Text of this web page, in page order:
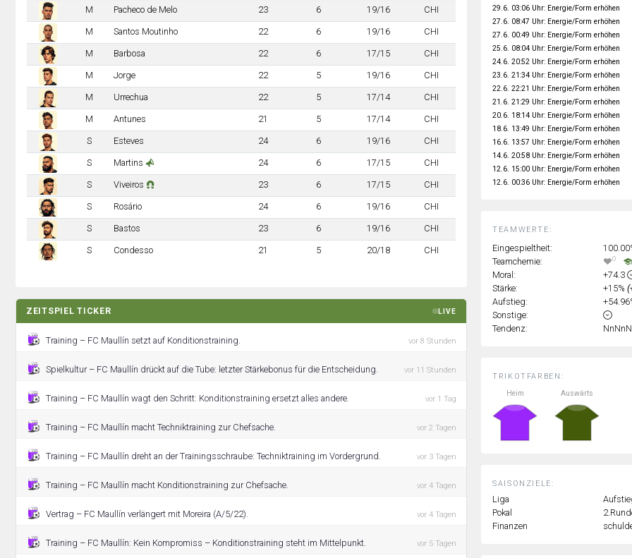
M Pacheco de Melo 23 6 19/16 CHI
M Santos Moutinho 22 6 19/16 CHI
M Barbosa 22 6 17/15 CHI
M Jorge 22 5 19/16 CHI
M Urrechua 22 5 17/14 CHI
M Antunes 21 5 17/14 CHI
S Esteves 24 6 19/16 CHI
S Martins 24 6 17/15 CHI
S Viveiros 23 6 17/15 CHI
S Rosário 24 6 19/16 CHI
S Bastos 23 6 19/16 CHI
S Condesso 21 5 20/18 CHI
ZEITSPIEL TICKER LIVE
Training – FC Maullín setzt auf Konditionstraining. vor 8 Stunden
Spielkultur – FC Maullín drückt auf die Tube: letzter Stärkebonus für die Entscheidung. vor 11 Stunden
Training – FC Maullín wagt den Schritt: Konditionstraining ersetzt alles andere. vor 1 Tag
Training – FC Maullín macht Techniktraining zur Chefsache. vor 2 Tagen
Training – FC Maullín dreht an der Trainingsschraube: Techniktraining im Vordergrund. vor 3 Tagen
Training – FC Maullín macht Konditionstraining zur Chefsache. vor 4 Tagen
Vertrag – FC Maullín verlängert mit Moreira (A/5/22). vor 4 Tagen
Training – FC Maullín: Kein Kompromiss – Konditionstraining steht im Mittelpunkt. vor 5 Tagen
TRIKOTFARBEN:
Heim
Auswärts
SAISONZIELE:
Liga
Pokal
Finanzen
TEAMWERTE:
Eingespieltheit:
Teamchemie:
0
Moral:
+74.3
Stärke:
+15%
Aufstieg:
Sonstige:
Tendenz:
29.6. 03:06 Uhr: Energie/Form erhöhen
27.6. 08:47 Uhr: Energie/Form erhöhen
27.6. 00:49 Uhr: Energie/Form erhöhen
25.6. 08:04 Uhr: Energie/Form erhöhen
24.6. 20:52 Uhr: Energie/Form erhöhen
23.6. 21:34 Uhr: Energie/Form erhöhen
22.6. 22:21 Uhr: Energie/Form erhöhen
21.6. 21:29 Uhr: Energie/Form erhöhen
20.6. 18:14 Uhr: Energie/Form erhöhen
18.6. 13:49 Uhr: Energie/Form erhöhen
16.6. 13:57 Uhr: Energie/Form erhöhen
14.6. 20:58 Uhr: Energie/Form erhöhen
12.6. 15:00 Uhr: Energie/Form erhöhen
12.6. 00:36 Uhr: Energie/Form erhöhen